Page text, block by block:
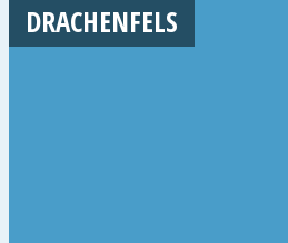
DRACHENFELS